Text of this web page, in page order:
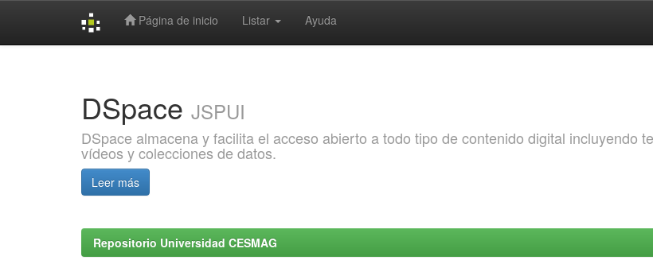
Página de inicio Listar Ayuda
DSpace JSPUI
DSpace almacena y facilita el acceso abierto a todo tipo de contenido digital incluyendo
vídeos y colecciones de datos.
Leer más
Repositorio Universidad CESMAG